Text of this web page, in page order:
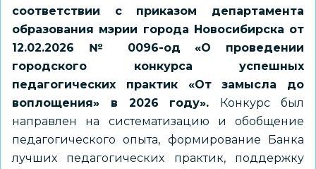
соответствии с приказом департамента
образования мэрии города Новосибирска от
12.02.2026 № 0096-од «О проведении
городского конкурса успешных
педагогических практик «От замысла до
воплощения» в 2026 году». Конкурс был
направлен на систематизацию и обобщение
педагогического опыта, формирование Банка
лучших педагогических практик, поддержку